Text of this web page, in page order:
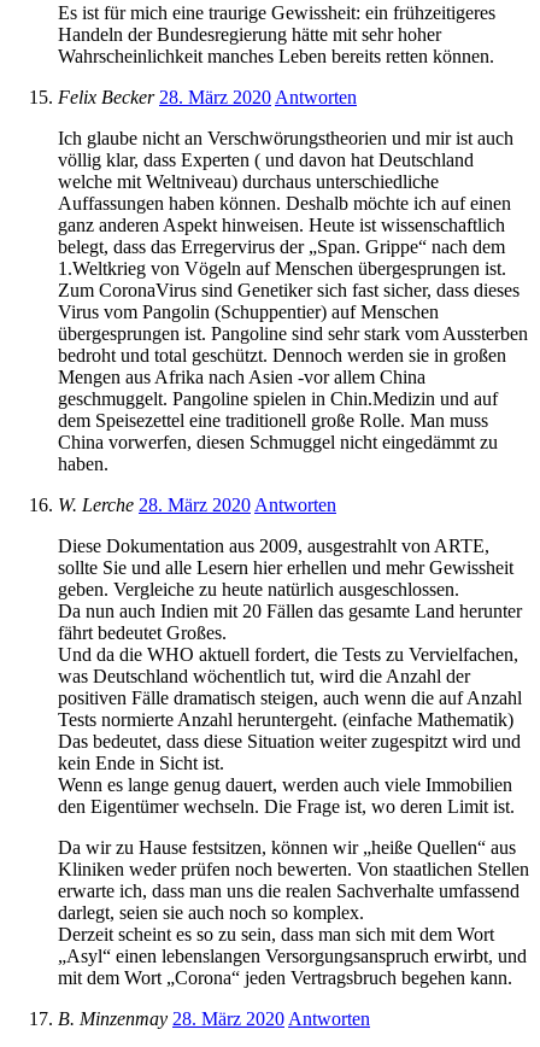
Es ist für mich eine traurige Gewissheit: ein frühzeitigeres
Handeln der Bundesregierung hätte mit sehr hoher
Wahrscheinlichkeit manches Leben bereits retten können.
Felix Becker 28. März 2020 Antworten
Ich glaube nicht an Verschwörungstheorien und mir ist auch
völlig klar, dass Experten ( und davon hat Deutschland
welche mit Weltniveau) durchaus unterschiedliche
Auffassungen haben können. Deshalb möchte ich auf einen
ganz anderen Aspekt hinweisen. Heute ist wissenschaftlich
belegt, dass das Erregervirus der „Span. Grippe“ nach dem
1.Weltkrieg von Vögeln auf Menschen übergesprungen ist.
Zum CoronaVirus sind Genetiker sich fast sicher, dass dieses
Virus vom Pangolin (Schuppentier) auf Menschen
übergesprungen ist. Pangoline sind sehr stark vom Aussterben
bedroht und total geschützt. Dennoch werden sie in großen
Mengen aus Afrika nach Asien -vor allem China
geschmuggelt. Pangoline spielen in Chin.Medizin und auf
dem Speisezettel eine traditionell große Rolle. Man muss
China vorwerfen, diesen Schmuggel nicht eingedämmt zu
haben.
W. Lerche 28. März 2020 Antworten
Diese Dokumentation aus 2009, ausgestrahlt von ARTE,
sollte Sie und alle Lesern hier erhellen und mehr Gewissheit
geben. Vergleiche zu heute natürlich ausgeschlossen.
Da nun auch Indien mit 20 Fällen das gesamte Land herunter
fährt bedeutet Großes.
Und da die WHO aktuell fordert, die Tests zu Vervielfachen,
was Deutschland wöchentlich tut, wird die Anzahl der
positiven Fälle dramatisch steigen, auch wenn die auf Anzahl
Tests normierte Anzahl heruntergeht. (einfache Mathematik)
Das bedeutet, dass diese Situation weiter zugespitzt wird und
kein Ende in Sicht ist.
Wenn es lange genug dauert, werden auch viele Immobilien
den Eigentümer wechseln. Die Frage ist, wo deren Limit ist.
Da wir zu Hause festsitzen, können wir „heiße Quellen“ aus
Kliniken weder prüfen noch bewerten. Von staatlichen Stellen
erwarte ich, dass man uns die realen Sachverhalte umfassend
darlegt, seien sie auch noch so komplex.
Derzeit scheint es so zu sein, dass man sich mit dem Wort
„Asyl“ einen lebenslangen Versorgungsanspruch erwirbt, und
mit dem Wort „Corona“ jeden Vertragsbruch begehen kann.
B. Minzenmay 28. März 2020 Antworten